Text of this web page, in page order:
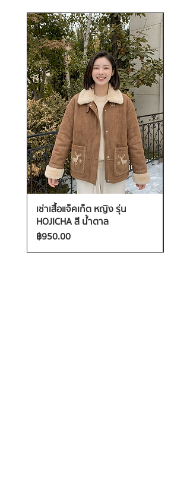
เช่าเสื้อแจ็คเก็ต หญิง รุ่น
HOJICHA สี น้ำตาล
ราคา
฿950.00